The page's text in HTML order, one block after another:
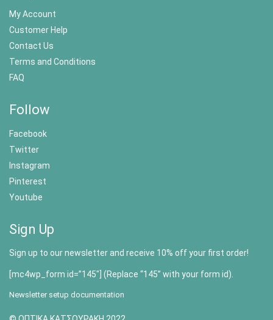
My Account
Customer Help
Contact Us
Terms and Conditions
FAQ
Follow
Facebook
Twitter
Instagram
Pinterest
Youtube
Sign Up
Sign up to our newsletter and receive 10% off your first order!
[mc4wp_form id=”145″] (Replace “145” with your form id).
Newsletter setup documentation